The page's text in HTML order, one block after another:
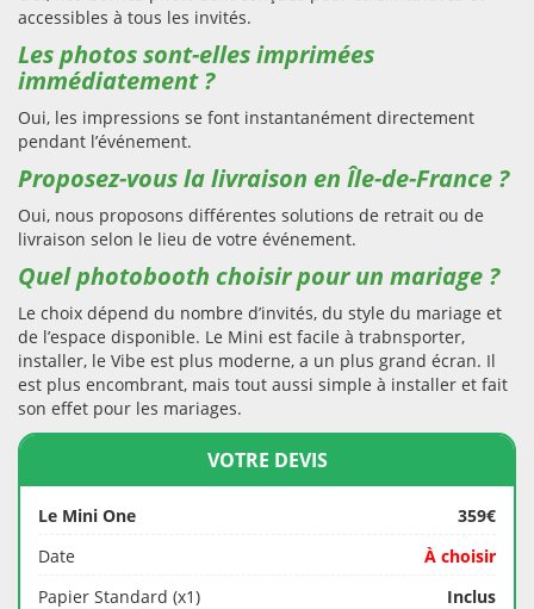
accessibles à tous les invités.
Les photos sont-elles imprimées
immédiatement ?
Oui, les impressions se font instantanément directement
pendant l’événement.
Proposez-vous la livraison en Île-de-France ?
Oui, nous proposons différentes solutions de retrait ou de
livraison selon le lieu de votre événement.
Quel photobooth choisir pour un mariage ?
Le choix dépend du nombre d’invités, du style du mariage et
de l’espace disponible. Le Mini est facile à trabnsporter,
installer, le Vibe est plus moderne, a un plus grand écran. Il
est plus encombrant, mais tout aussi simple à installer et fait
son effet pour les mariages.
VOTRE DEVIS
Le Mini One
359€
Date
À choisir
Papier Standard (x1)
Inclus